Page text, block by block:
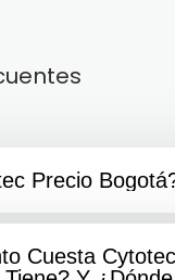
Precio
Cuesta